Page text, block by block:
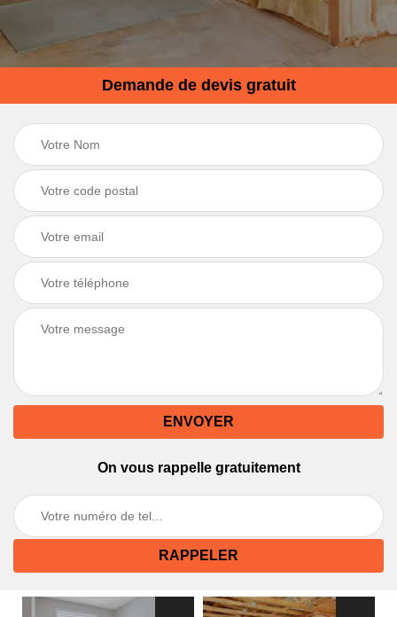
Demande de devis gratuit
On vous rappelle gratuitement